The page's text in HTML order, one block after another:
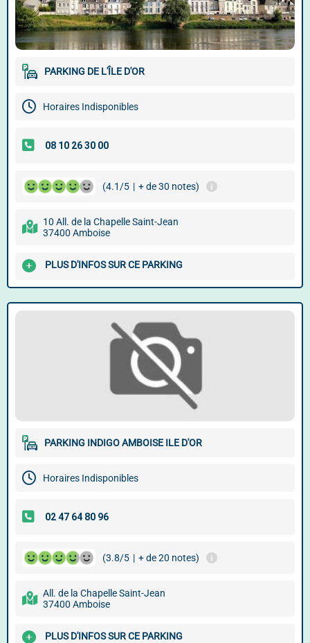
PARKING DE L'ÎLE D'OR
Horaires Indisponibles
(4.1/5 | + de 30 notes)
10 All. de la Chapelle Saint-Jean
37400 Amboise
PLUS D'INFOS SUR CE PARKING
PARKING INDIGO AMBOISE ILE D'OR
Horaires Indisponibles
(3.8/5 | + de 20 notes)
All. de la Chapelle Saint-Jean
37400 Amboise
PLUS D'INFOS SUR CE PARKING